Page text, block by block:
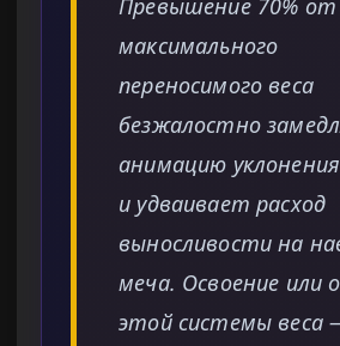
Превышение 70% от
максимального
переносимого веса
безжалостно
анимацию
и удваивает расход
выносливости на
меча. Освоение или
этой системы веса